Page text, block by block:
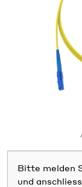
Bitte melden
und